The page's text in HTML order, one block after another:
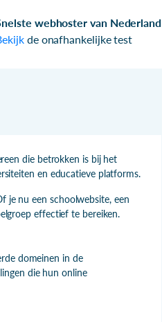
webhoster van Nederland
de onafhankelijke test
die betrokken is bij het
en educatieve platforms.
je nu een schoolwebsite, een
effectief te bereiken.
domeinen in de
die hun online